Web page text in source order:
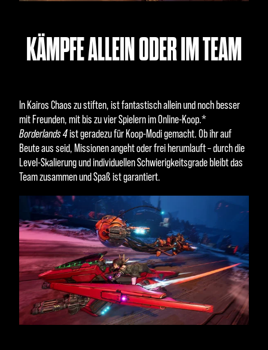
KÄMPFE ALLEIN ODER IM TEAM
In Kairos Chaos zu stiften, ist fantastisch allein und noch besser
mit Freunden, mit bis zu vier Spielern im Online-Koop.*
Borderlands 4ist geradezu für Koop-Modi gemacht. Ob ihr auf
Beute aus seid, Missionen angeht oder frei herumlauft – durch die
Level-Skalierung und individuellen Schwierigkeitsgrade bleibt das
Team zusammen und Spaß ist garantiert.